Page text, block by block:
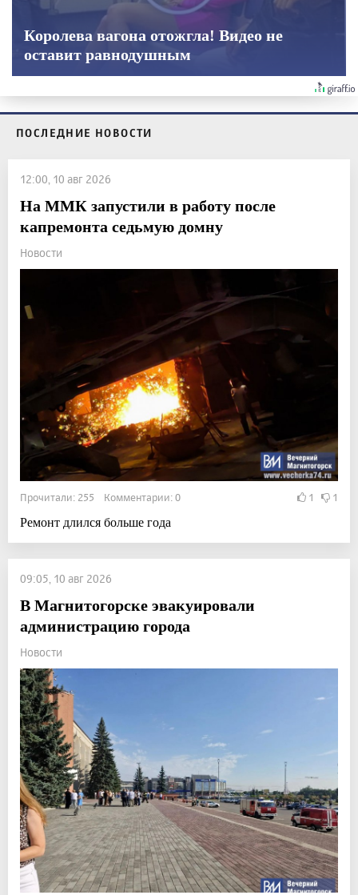
Королева вагона отожгла! Видео не
оставит равнодушным
ПОСЛЕДНИЕ НОВОСТИ
12:00, 10 авг 2026
На ММК запустили в работу после
капремонта седьмую домну
Новости
Прочитали: 255 Комментарии: 0 1 1
Ремонт длился больше года
09:05, 10 авг 2026
В Магнитогорске эвакуировали
администрацию города
Новости